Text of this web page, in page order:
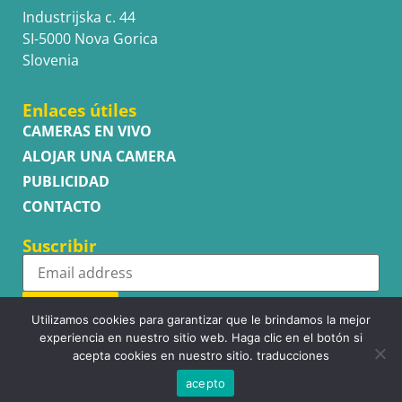
Industrijska c. 44
SI-5000 Nova Gorica
Slovenia
Enlaces útiles
CAMERAS EN VIVO
ALOJAR UNA CAMERA
PUBLICIDAD
CONTACTO
Suscribir
Subscribe
Copyright © WhatsupCams 2016 - 2026. All right reserved.
Utilizamos cookies para garantizar que le brindamos la mejor
experiencia en nuestro sitio web. Haga clic en el botón si
acepta cookies en nuestro sitio. traducciones
acepto